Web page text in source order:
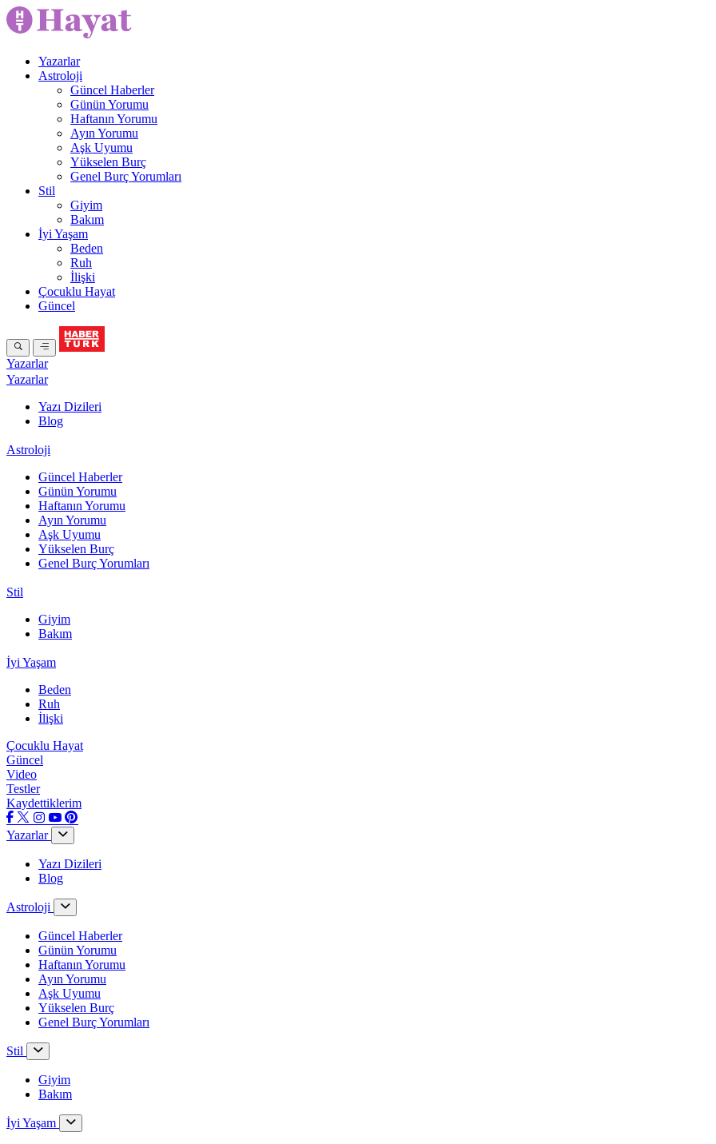
Yazarlar
Astroloji
Güncel Haberler
Günün Yorumu
Haftanın Yorumu
Ayın Yorumu
Aşk Uyumu
Yükselen Burç
Genel Burç Yorumları
Stil
Giyim
Bakım
İyi Yaşam
Beden
Ruh
İlişki
Çocuklu Hayat
Güncel
Yazarlar
Yazarlar
Yazı Dizileri
Blog
Astroloji
Güncel Haberler
Günün Yorumu
Haftanın Yorumu
Ayın Yorumu
Aşk Uyumu
Yükselen Burç
Genel Burç Yorumları
Stil
Giyim
Bakım
İyi Yaşam
Beden
Ruh
İlişki
Çocuklu Hayat
Güncel
Video
Testler
Kaydettiklerim
Yazarlar
Yazı Dizileri
Blog
Astroloji
Güncel Haberler
Günün Yorumu
Haftanın Yorumu
Ayın Yorumu
Aşk Uyumu
Yükselen Burç
Genel Burç Yorumları
Stil
Giyim
Bakım
İyi Yaşam